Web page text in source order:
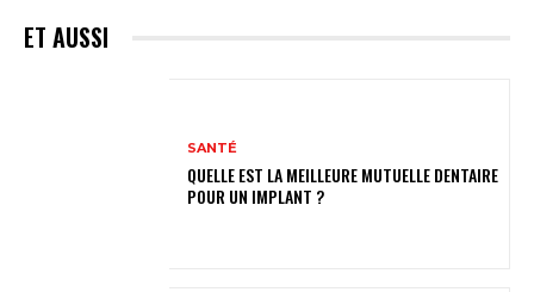
ET AUSSI
SANTÉ
QUELLE EST LA MEILLEURE MUTUELLE DENTAIRE
POUR UN IMPLANT ?